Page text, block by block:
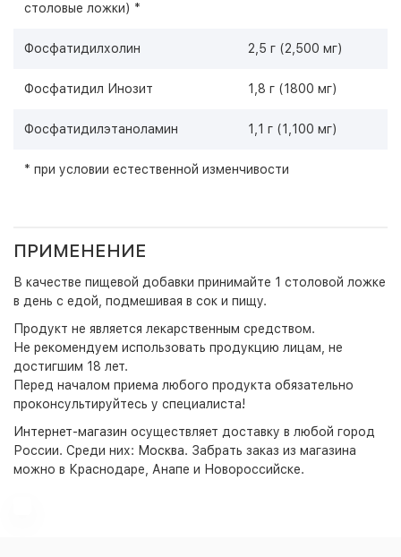
столовые ложки) *
Фосфатидилхолин 2,5 г (2,500 мг)
Фосфатидил Инозит 1,8 г (1800 мг)
Фосфатидилэтаноламин 1,1 г (1,100 мг)
* при условии естественной изменчивости
ПРИМЕНЕНИЕ
В качестве пищевой добавки принимайте 1 столовой ложке
в день с едой, подмешивая в сок и пищу.
Продукт не является лекарственным средством.
Не рекомендуем использовать продукцию лицам, не
достигшим 18 лет.
Перед началом приема любого продукта обязательно
проконсультируйтесь у специалиста!
Интернет-магазин осуществляет доставку в любой город
России. Среди них: Москва. Забрать заказ из магазина
можно в Краснодаре, Анапе и Новороссийске.